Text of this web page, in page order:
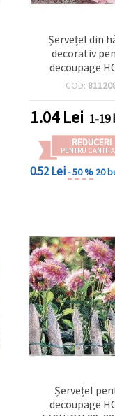
Șervețel din
decorativ
decoupage
FASHION English
floral – 1 buc.,
craft și decor de
COD:
1.04Lei 1-19
REDUCERI
PENTRU
0.52 Lei- 50 % 20
Șervețel
decoupage